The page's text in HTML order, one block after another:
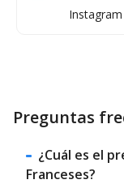
Instagram
Preguntas
¿Cuál es el
Franceses?